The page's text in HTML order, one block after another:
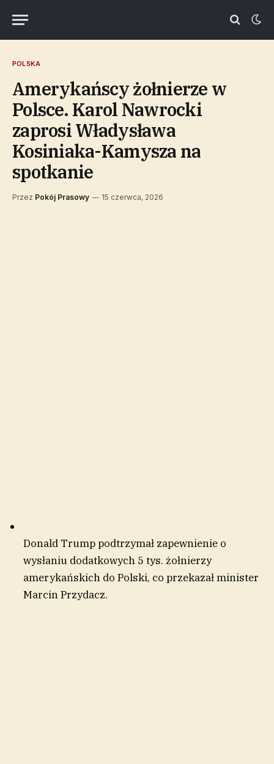
POLSKA
Amerykańscy żołnierze w
Polsce. Karol Nawrocki
zaprosi Władysława
Kosiniaka-Kamysza na
spotkanie
Przez Pokój Prasowy 15 czerwca, 2026
Donald Trump podtrzymał zapewnienie o
wysłaniu dodatkowych 5 tys. żołnierzy
amerykańskich do Polski, co przekazał minister
Marcin Przydacz.